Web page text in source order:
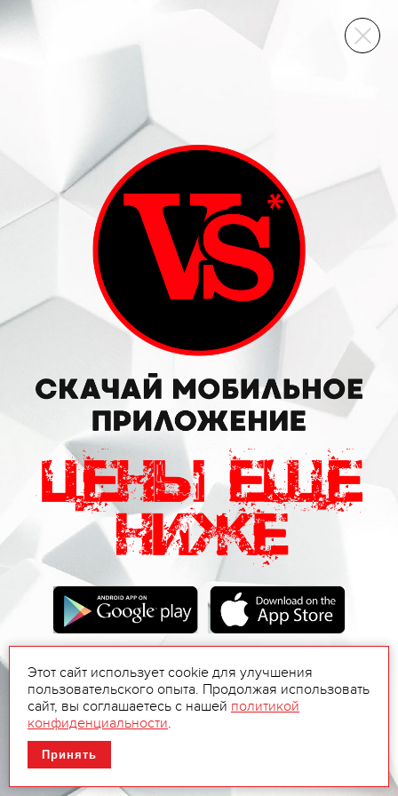
ВИННЫЙ СКЛАД
Этот сайт использует cookie для улучшения
пользовательского опыта. Продолжая использовать
сайт, вы соглашаетесь с нашей политикой
конфиденциальности.
Принять